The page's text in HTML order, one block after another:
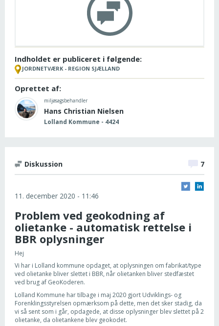
Indholdet er publiceret i følgende:
JORDNETVÆRK - REGION SJÆLLAND
Oprettet af:
miljøsagsbehandler
Hans Christian Nielsen
Lolland Kommune - 4424
Diskussion 7
11. december 2020 - 11:46
Problem ved geokodning af
olietanke - automatisk rettelse i
BBR oplysninger
Hej
Vi har i Lolland kommune opdaget, at oplysningen om fabrikat/type
ved olietanke bliver slettet i BBR, når olietanken bliver stedfæstet
ved brug af GeoKoderen.
Lolland Kommune har tilbage i maj 2020 gjort Udviklings- og
Forenklingsstyrelsen opmærksom på dette, men det sker stadig, da
vi så sent som i går, opdagede, at disse oplysninger blev slettet på 2
olietanke, da olietankene blev geokodet.